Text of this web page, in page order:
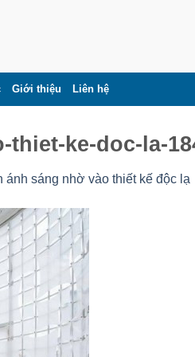
Giới thiệu Liên hệ
thiet-ke-doc-la-
ánh sáng nhờ vào thiết kế độc lạ